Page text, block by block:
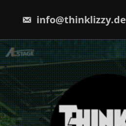
content
info@thinklizzy.de